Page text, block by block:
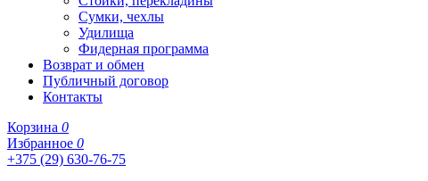
Сумки, чехлы
Удилища
Фидерная программа
Возврат и обмен
Публичный договор
Контакты
Корзина 0
Избранное 0
+375 (29) 630-76-75